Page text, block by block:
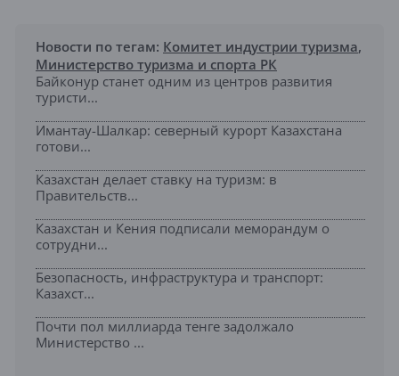
Новости по тегам: Комитет индустрии туризма,
Министерство туризма и спорта РК
Байконур станет одним из центров развития
туристи...
Имантау-Шалкар: северный курорт Казахстана
готови...
Казахстан делает ставку на туризм: в
Правительств...
Казахстан и Кения подписали меморандум о
сотрудни...
Безопасность, инфраструктура и транспорт:
Казахст...
Почти пол миллиарда тенге задолжало
Министерство ...